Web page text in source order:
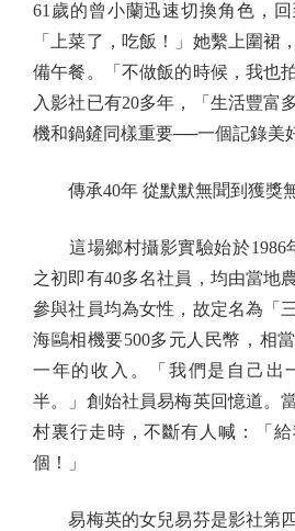
61歲的曾小蘭迅速切換角色，回
「上菜了，吃飯！」她繫上圍裙
備午餐。「不做飯的時候，我也
入影社已有20多年，「生活豐富
機和鍋鏟同樣重要──一個記錄美
傳承40年 從默默無聞到獲獎
這場鄉村攝影實驗始於1986
之初即有40多名社員，均由當地
參與社員均為女性，故定名為「
海鷗相機要500多元人民幣，相
一年的收入。「我們是自己出
半。」創始社員易梅英回憶道。
村裏行走時，不斷有人喊：「
個！」
易梅英的女兒易芬是影社第